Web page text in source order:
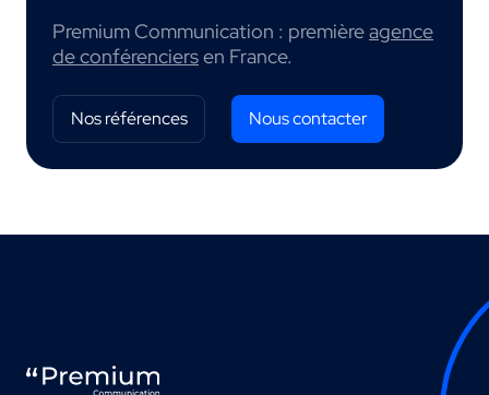
Premium Communication : premièreagence
de conférenciersen France.
Nos références Nous contacter